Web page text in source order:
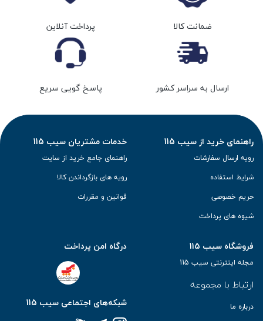
ضمانت کالا پرداخت آنلاین
ارسال به سراسر کشور پاسخ گویی سریع
راهنمای خرید از سیب 115
رویه ارسال سفارشات
شرایط استفاده
حریم خصوصی
شیوه های پرداخت
خدمات مشتریان سیب 115
راهنمای جامع خرید از سایت
رویه های بازگرداندن کالا
قوانین و مقررات
فروشگاه سیب 115
مجله اینترنتی سیب 115
ارتباط با مجموعه
درباره ما
درگاه امن پرداخت
شبکه‌های اجتماعی سیب 115